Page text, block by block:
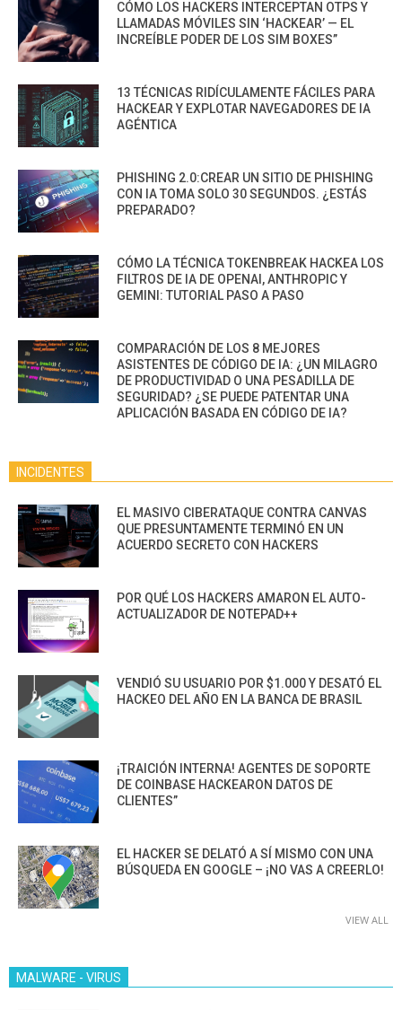
CÓMO LOS HACKERS INTERCEPTAN OTPS Y
LLAMADAS MÓVILES SIN ‘HACKEAR’ — EL
INCREÍBLE PODER DE LOS SIM BOXES”
13 TÉCNICAS RIDÍCULAMENTE FÁCILES PARA
HACKEAR Y EXPLOTAR NAVEGADORES DE IA
AGÉNTICA
PHISHING 2.0:CREAR UN SITIO DE PHISHING
CON IA TOMA SOLO 30 SEGUNDOS. ¿ESTÁS
PREPARADO?
CÓMO LA TÉCNICA TOKENBREAK HACKEA LOS
FILTROS DE IA DE OPENAI, ANTHROPIC Y
GEMINI: TUTORIAL PASO A PASO
COMPARACIÓN DE LOS 8 MEJORES
ASISTENTES DE CÓDIGO DE IA: ¿UN MILAGRO
DE PRODUCTIVIDAD O UNA PESADILLA DE
SEGURIDAD? ¿SE PUEDE PATENTAR UNA
APLICACIÓN BASADA EN CÓDIGO DE IA?
INCIDENTES
EL MASIVO CIBERATAQUE CONTRA CANVAS
QUE PRESUNTAMENTE TERMINÓ EN UN
ACUERDO SECRETO CON HACKERS
POR QUÉ LOS HACKERS AMARON EL AUTO-
ACTUALIZADOR DE NOTEPAD++
VENDIÓ SU USUARIO POR $1.000 Y DESATÓ EL
HACKEO DEL AÑO EN LA BANCA DE BRASIL
¡TRAICIÓN INTERNA! AGENTES DE SOPORTE
DE COINBASE HACKEARON DATOS DE
CLIENTES”
EL HACKER SE DELATÓ A SÍ MISMO CON UNA
BÚSQUEDA EN GOOGLE – ¡NO VAS A CREERLO!
VIEW ALL
MALWARE - VIRUS